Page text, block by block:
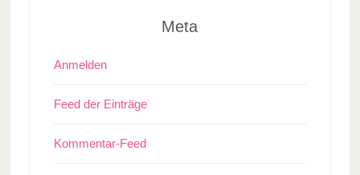
Meta
Anmelden
Feed der Einträge
Kommentar-Feed